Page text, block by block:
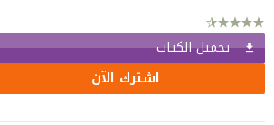
تحميل الكتاب
اشترك الآن